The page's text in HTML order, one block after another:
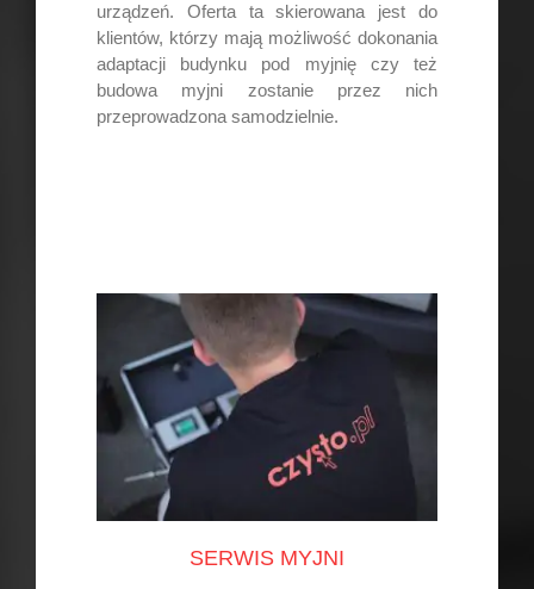
urządzeń. Oferta ta skierowana jest do
klientów, którzy mają możliwość dokonania
adaptacji budynku pod myjnię czy też
budowa myjni zostanie przez nich
przeprowadzona samodzielnie.
SERWIS MYJNI